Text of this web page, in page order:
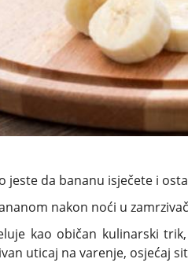
jeste da bananu isječete i
nakon noći u
kao običan kulinarski
uticaj na varenje, osjećaj